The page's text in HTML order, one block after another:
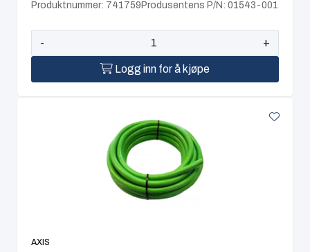
Produktnummer: 741759 Produsentens P/N: 01543-001
- +
Logg inn for å kjøpe
AXIS